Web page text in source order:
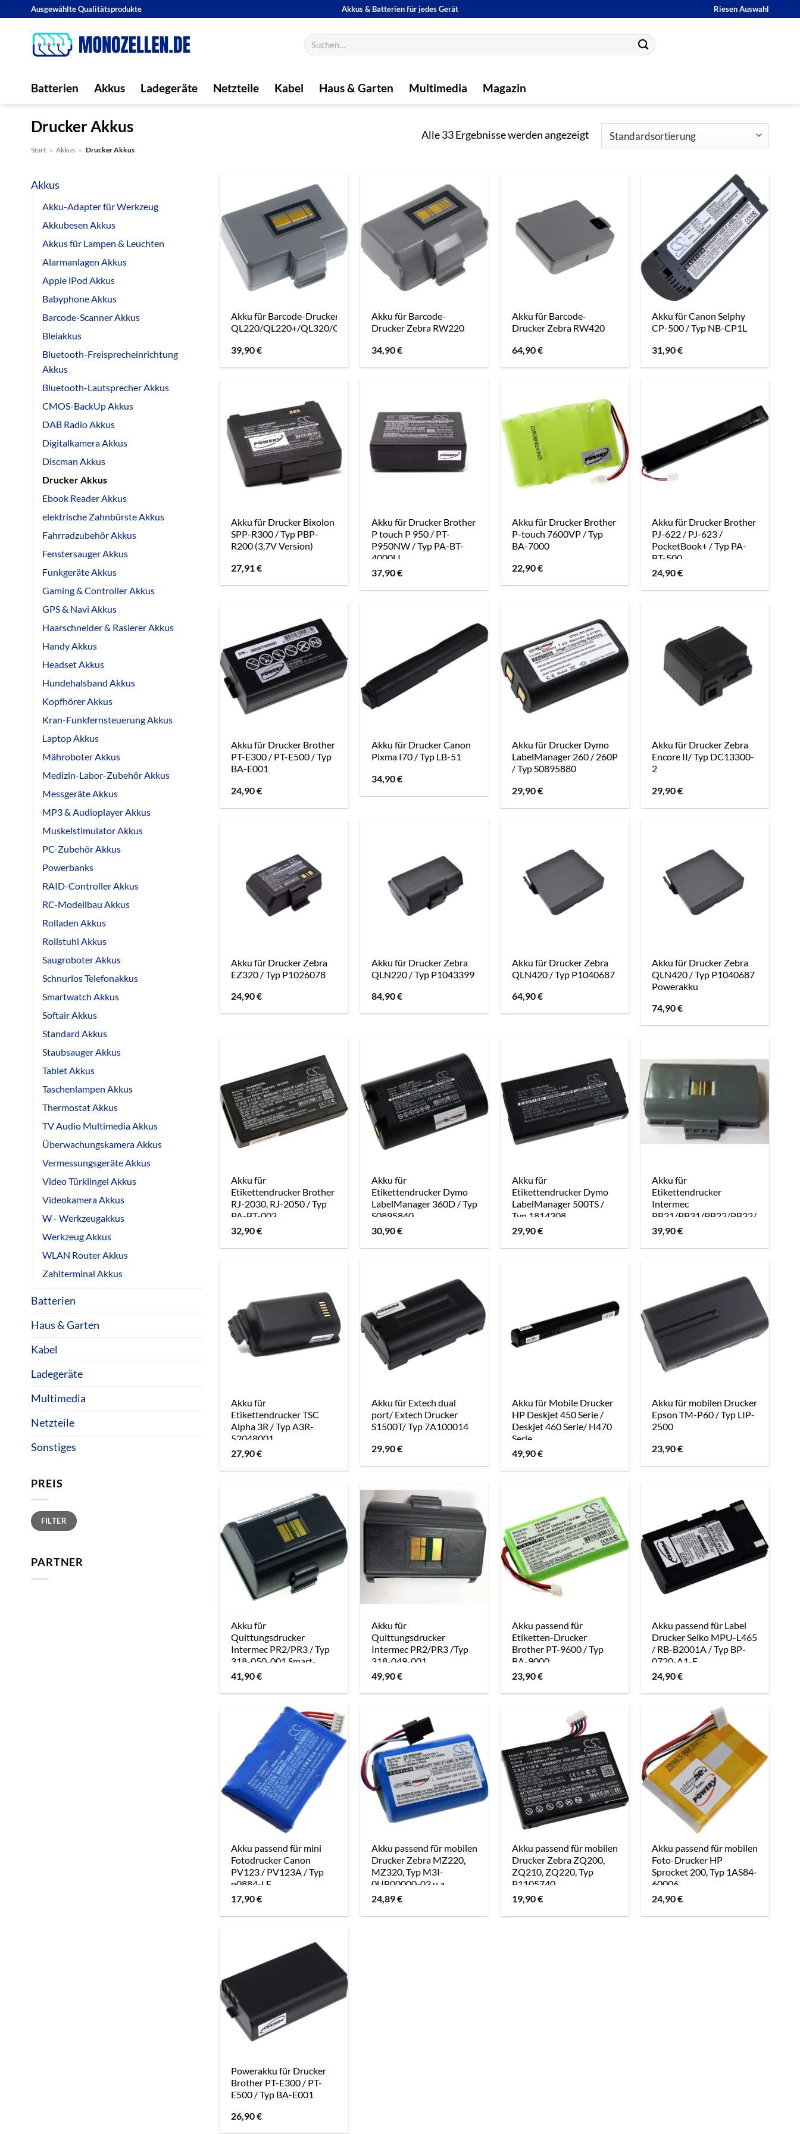
springen
Ausgewählte Qualitätsprodukte Akkus & Batterien für jedes Gerät Riesen Auswahl
Suchen
nach:
Batterien Akkus Ladegeräte Netzteile Kabel Haus & Garten Multimedia Magazin
Drucker Akkus
Start » Akkus » Drucker Akkus
Alle 33 Ergebnisse werden angezeigt
Akkus
Akku-Adapter für Werkzeug
Akkubesen Akkus
Akkus für Lampen & Leuchten
Alarmanlagen Akkus
Apple iPod Akkus
Babyphone Akkus
Barcode-Scanner Akkus
Bleiakkus
Bluetooth-Freisprecheinrichtung
Akkus
Bluetooth-Lautsprecher Akkus
CMOS-BackUp Akkus
DAB Radio Akkus
Digitalkamera Akkus
Discman Akkus
Drucker Akkus
Ebook Reader Akkus
elektrische Zahnbürste Akkus
Fahrradzubehör Akkus
Fenstersauger Akkus
Funkgeräte Akkus
Gaming & Controller Akkus
GPS & Navi Akkus
Haarschneider & Rasierer Akkus
Handy Akkus
Headset Akkus
Hundehalsband Akkus
Kopfhörer Akkus
Kran-Funkfernsteuerung Akkus
Laptop Akkus
Mähroboter Akkus
Medizin-Labor-Zubehör Akkus
Messgeräte Akkus
MP3 & Audioplayer Akkus
Muskelstimulator Akkus
PC-Zubehör Akkus
Powerbanks
RAID-Controller Akkus
RC-Modellbau Akkus
Rolladen Akkus
Rollstuhl Akkus
Saugroboter Akkus
Schnurlos Telefonakkus
Smartwatch Akkus
Softair Akkus
Standard Akkus
Staubsauger Akkus
Tablet Akkus
Taschenlampen Akkus
Thermostat Akkus
TV Audio Multimedia Akkus
Überwachungskamera Akkus
Vermessungsgeräte Akkus
Video Türklingel Akkus
Videokamera Akkus
W - Werkzeugakkus
Werkzeug Akkus
WLAN Router Akkus
Zahlterminal Akkus
Batterien
Haus & Garten
Kabel
Ladegeräte
Multimedia
Netzteile
Sonstiges
PREIS
Min.
Preis
Max.
PreisFILTER
PARTNER
Akku für Barcode-Drucker Zebra
QL220/QL220+/QL320/QL320+
39,90€
Akku für Barcode-
Drucker Zebra RW220
34,90€
Akku für Barcode-
Drucker Zebra RW420
64,90€
Akku für Canon Selphy
CP-500 / Typ NB-CP1L
31,90€
Akku für Drucker Bixolon
SPP-R300 / Typ PBP-
R200 (3,7V Version)
27,91€
Akku für Drucker Brother
P touch P 950 / PT-
P950NW / Typ PA-BT-
4000LI
37,90€
Akku für Drucker Brother
P-touch 7600VP / Typ
BA-7000
22,90€
Akku für Drucker Brother
PJ-622 / PJ-623 /
PocketBook+ / Typ PA-
BT-500
24,90€
Akku für Drucker Brother
PT-E300 / PT-E500 / Typ
BA-E001
24,90€
Akku für Drucker Canon
Pixma I70 / Typ LB-51
34,90€
Akku für Drucker Dymo
LabelManager 260 / 260P
/ Typ S0895880
29,90€
Akku für Drucker Zebra
Encore II/ Typ DC13300-
2
29,90€
Akku für Drucker Zebra
EZ320 / Typ P1026078
24,90€
Akku für Drucker Zebra
QLN220 / Typ P1043399
84,90€
Akku für Drucker Zebra
QLN420 / Typ P1040687
64,90€
Akku für Drucker Zebra
QLN420 / Typ P1040687
Powerakku
74,90€
Akku für
Etikettendrucker Brother
RJ-2030, RJ-2050 / Typ
PA-BT-003
32,90€
Akku für
Etikettendrucker Dymo
LabelManager 360D / Typ
S0895840
30,90€
Akku für
Etikettendrucker Dymo
LabelManager 500TS /
Typ 1814308
29,90€
Akku für
Etikettendrucker
Intermec
PB21/PB31/PB22/PB32/
Typ 318-030-001
39,90€
Akku für
Etikettendrucker TSC
Alpha 3R / Typ A3R-
52048001
27,90€
Akku für Extech dual
port/ Extech Drucker
S1500T/ Typ 7A100014
29,90€
Akku für Mobile Drucker
HP Deskjet 450 Serie /
Deskjet 460 Serie/ H470
Serie
49,90€
Akku für mobilen Drucker
Epson TM-P60 / Typ LIP-
2500
23,90€
Akku für
Quittungsdrucker
Intermec PR2/PR3 / Typ
318-050-001 Smart-
Akku
41,90€
Akku für
Quittungsdrucker
Intermec PR2/PR3 /Typ
318-049-001
Standardakku
49,90€
Akku passend für
Etiketten-Drucker
Brother PT-9600 / Typ
BA-9000
23,90€
Akku passend für Label
Drucker Seiko MPU-L465
/ RB-B2001A / Typ BP-
0720-A1-E
24,90€
Akku passend für mini
Fotodrucker Canon
PV123 / PV123A / Typ
p0884-LF
17,90€
Akku passend für mobilen
Drucker Zebra MZ220,
MZ320, Typ M3I-
0UB00000-03 u.a.
24,89€
Akku passend für mobilen
Drucker Zebra ZQ200,
ZQ210, ZQ220, Typ
P1105740
19,90€
Akku passend für mobilen
Foto-Drucker HP
Sprocket 200, Typ 1AS84-
60006
24,90€
Powerakku für Drucker
Brother PT-E300 / PT-
E500 / Typ BA-E001
26,90€